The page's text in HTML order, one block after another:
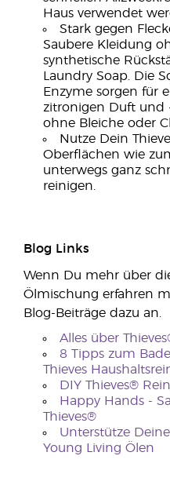
Haus verwendet
Stark gegen
Saubere Kleidung
synthetische
Laundry Soap. Die
Enzyme sorgen für
zitronigen Duft und
ohne Bleiche oder
Nutze Dein
Oberflächen wie
unterwegs ganz
reinigen.
Blog Links
Wenn Du mehr über
Ölmischung erfahren
Blog-Beiträge dazu an.
Alles über
8 Tipps zum
Thieves
DIY Thieves®
Happy Hands -
Thieves®
Unterstütze
Young Living Ölen